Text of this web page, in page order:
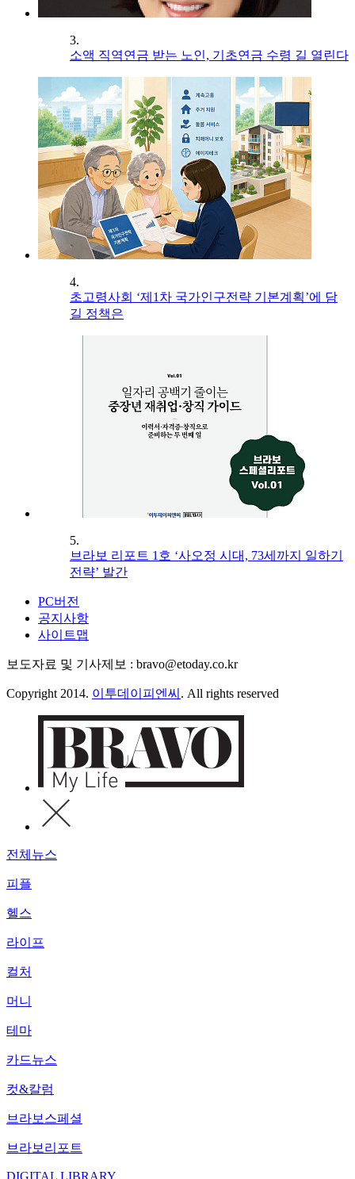
3.
소액 직역연금 받는 노인, 기초연금 수령 길 열린다
4.
초고령사회 ‘제1차 국가인구전략 기본계획’에 담
길 정책은
5.
브라보 리포트 1호 ‘사오정 시대, 73세까지 일하기
전략’ 발간
PC버전
공지사항
사이트맵
보도자료 및 기사제보 : bravo@etoday.co.kr
Copyright 2014. 이투데이피엔씨 . All rights reserved
전체뉴스
피플
헬스
라이프
컬처
머니
테마
카드뉴스
컷&칼럼
브라보스페셜
브라보리포트